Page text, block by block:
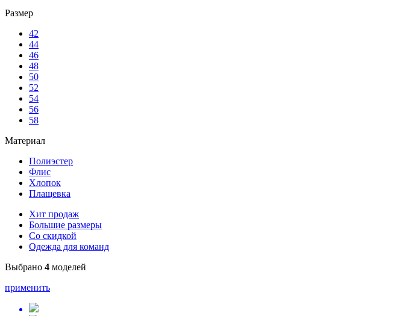
Размер
42
44
46
48
50
52
54
56
58
Материал
Полиэстер
Флис
Хлопок
Плащевка
Хит продаж
Большие размеры
Со скидкой
Одежда для команд
Выбрано 4 моделей
применить